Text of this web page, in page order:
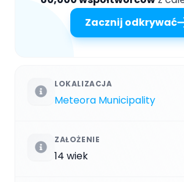
Zacznij odkrywać
LOKALIZACJA
Meteora Municipality
ZAŁOŻENIE
14 wiek